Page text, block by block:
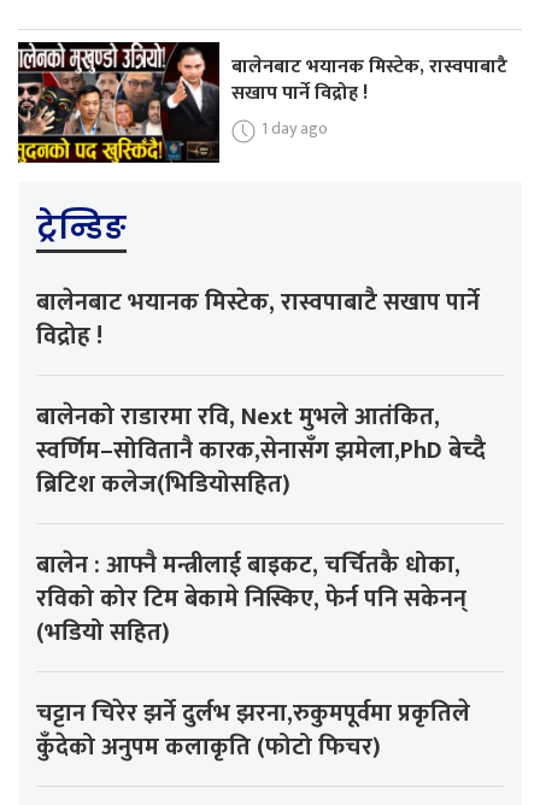
बालेनबाट भयानक मिस्टेक, रास्वपाबाटै
सखाप पार्ने विद्रोह !
1 day ago
ट्रेन्डिङ
बालेनबाट भयानक मिस्टेक, रास्वपाबाटै सखाप पार्ने
विद्रोह !
बालेनको राडारमा रवि, Next मुभले आतंकित,
स्वर्णिम–सोवितानै कारक,सेनासँग झमेला,PhD बेच्दै
ब्रिटिश कलेज(भिडियोसहित)
बालेन : आफ्नै मन्त्रीलाई बाइकट, चर्चितकै धोका,
रविको कोर टिम बेकामे निस्किए, फेर्न पनि सकेनन्
(भडियो सहित)
चट्टान चिरेर झर्ने दुर्लभ झरना,रुकुमपूर्वमा प्रकृतिले
कुँदेको अनुपम कलाकृति (फोटो फिचर)